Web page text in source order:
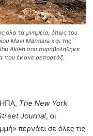
όλα τα μνημεία, όπως του
Mavi Marmara και της
Akleh που πυροβολήθηκε
που έκανε ρεπορτάζ.
ΗΠΑ, The New York
Journal, οι
περνάει σε όλες τις